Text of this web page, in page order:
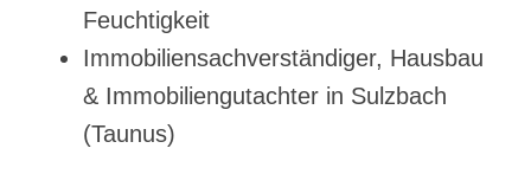
Feuchtigkeit
Immobiliensachverständiger, Hausbau
& Immobiliengutachter in Sulzbach
(Taunus)